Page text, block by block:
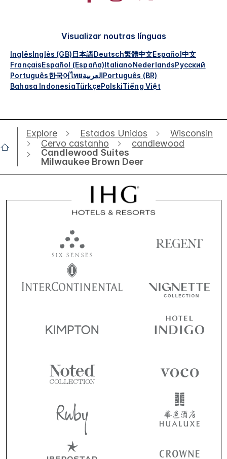
Visualizar noutras línguas
InglêsInglês (GB)日本語Deutsch繁體中文Español中文
FrançaisEspañol (España)ItalianoNederlandsРусский
Português한국어ไทยالعربيةPortuguês (BR)
Bahasa IndonesiaTürkçePolskiTiếng Việt
Explore Estados Unidos
Wisconsin
Cervo castanho
candlewood
Candlewood Suites
Milwaukee Brown Deer